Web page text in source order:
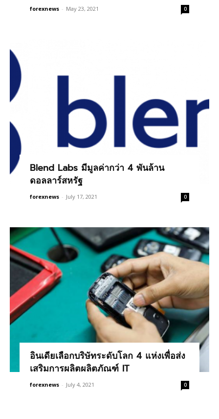
forexnews - May 23, 2021 0
Blend Labs มีมูลค่ากว่า 4 พันล้าน
ดอลลาร์สหรัฐ
forexnews - July 17, 2021 0
อินเดียเลือกบริษัทระดับโลก 4 แห่งเพื่อส่ง
เสริมการผลิตผลิตภัณฑ์ IT
forexnews - July 4, 2021 0